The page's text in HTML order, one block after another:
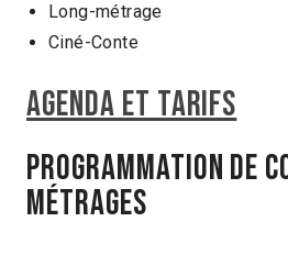
Long-métrage
Ciné-Conte
AGENDA ET TARIFS
Programmation de
métrages